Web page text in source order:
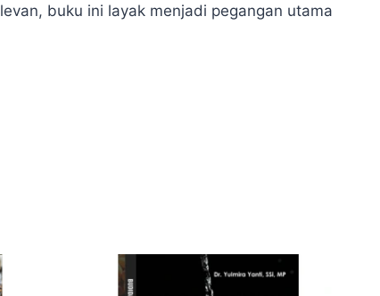
buku ini layak menjadi pegangan utama